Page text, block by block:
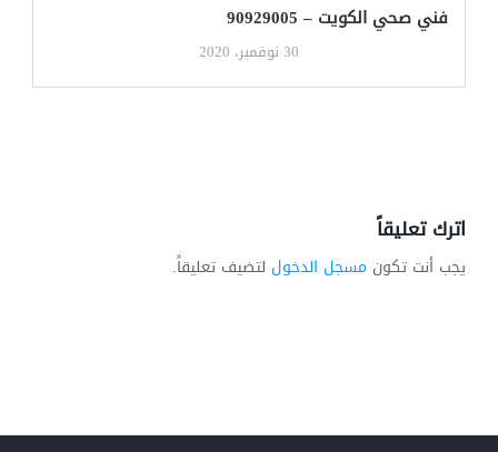
فني صحي الكويت – 90929005
30 نوفمبر، 2020
اترك تعليقاً
يجب أنت تكون مسجل الدخول لتضيف تعليقاً.